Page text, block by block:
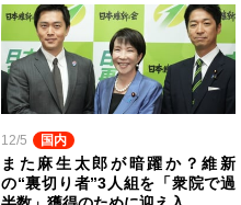
12/5 国内
また麻生太郎が暗躍か？維新
の“裏切り者”3人組を「衆院で過